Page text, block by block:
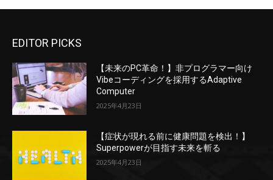
EDITOR PICKS
【未来のPC革命！】非プログラマー向け
Vibeコーディングを採用するAdaptive
Computer
2025年4月23日
【症状が現れる前に健康問題を検出！】
Superpowerが目指す未来を斬る
2025年4月23日